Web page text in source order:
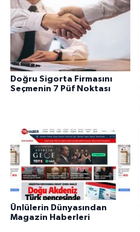
Doğru Sigorta Firmasını
Seçmenin 7 Püf Noktası
Ünlülerin Dünyasından
Magazin Haberleri